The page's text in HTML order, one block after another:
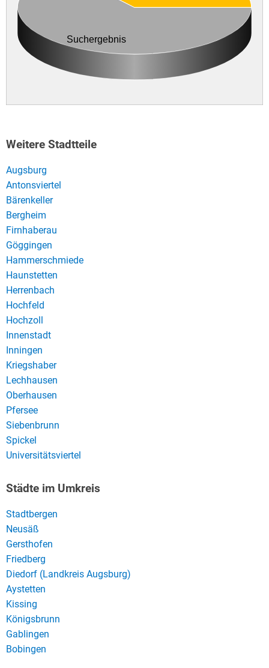
Suchergebnis
Weitere Stadtteile
Augsburg
Antonsviertel
Bärenkeller
Bergheim
Firnhaberau
Göggingen
Hammerschmiede
Haunstetten
Herrenbach
Hochfeld
Hochzoll
Innenstadt
Inningen
Kriegshaber
Lechhausen
Oberhausen
Pfersee
Siebenbrunn
Spickel
Universitätsviertel
Städte im Umkreis
Stadtbergen
Neusäß
Gersthofen
Friedberg
Diedorf (Landkreis Augsburg)
Aystetten
Kissing
Königsbrunn
Gablingen
Bobingen